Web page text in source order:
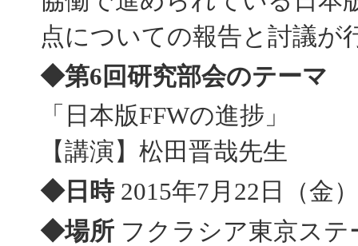
点についての報告と討議が
◆第6回研究部会のテーマ
「日本版FFWの進捗」
【講演】松田晋哉先生
◆日時2015年7月22日（金
◆場所 フクラシア東京ス